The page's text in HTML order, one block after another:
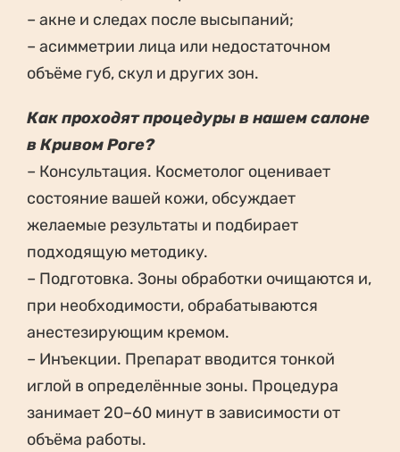
– акне и следах после высыпаний;
– асимметрии лица или недостаточном
объёме губ, скул и других зон.
Как проходят процедуры в нашем салоне
в Кривом Роге?
– Консультация. Косметолог оценивает
состояние вашей кожи, обсуждает
желаемые результаты и подбирает
подходящую методику.
– Подготовка. Зоны обработки очищаются и,
при необходимости, обрабатываются
анестезирующим кремом.
– Инъекции. Препарат вводится тонкой
иглой в определённые зоны. Процедура
занимает 20–60 минут в зависимости от
объёма работы.